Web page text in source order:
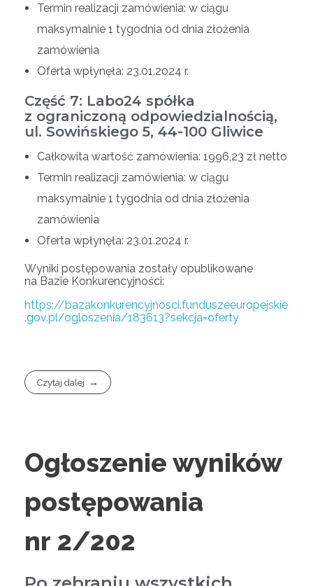
Termin realizacji zamówienia: w ciągu
maksymalnie 1 tygodnia od dnia złożenia
zamówienia
Oferta wpłynęła: 23.01.2024 r.
Część 7: Labo24 spółka
z ograniczoną odpowiedzialnością,
ul. Sowińskiego 5, 44-100 Gliwice
Całkowita wartość zamówienia: 1996,23 zł netto
Termin realizacji zamówienia: w ciągu
maksymalnie 1 tygodnia od dnia złożenia
zamówienia
Oferta wpłynęła: 23.01.2024 r.
Wyniki postępowania zostały opublikowane
na Bazie Konkurencyjności:
https://bazakonkurencyjnosci.funduszeeuropejskie
.gov.pl/ogloszenia/183613?sekcja=oferty
Czytaj dalej
Ogłoszenie wyników
postępowania
nr 2/202